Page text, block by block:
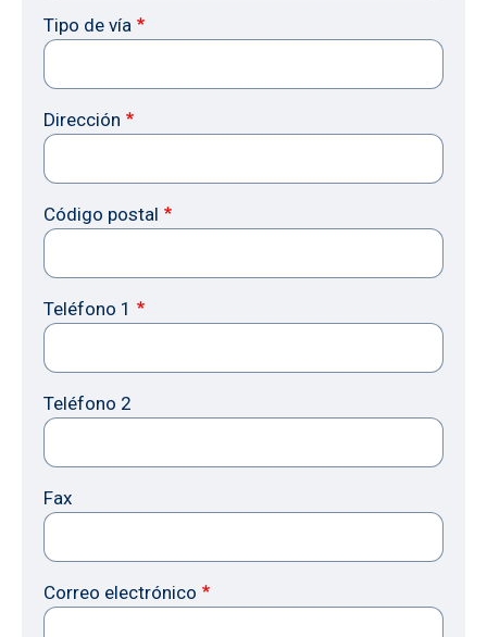
Tipo de vía
Dirección
Código postal
Teléfono 1
Teléfono 2
Fax
Correo electrónico